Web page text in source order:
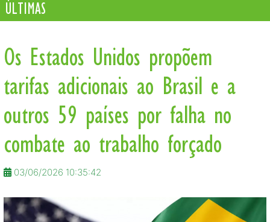
ÚLTIMAS
Os Estados Unidos propõem
tarifas adicionais ao Brasil e a
outros 59 países por falha no
combate ao trabalho forçado
03/06/2026 10:35:42